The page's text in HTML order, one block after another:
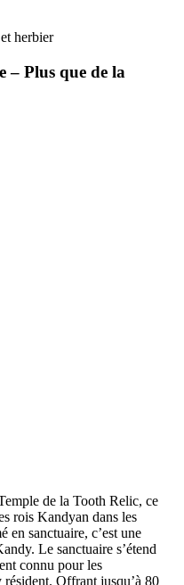
herbier
– Plus que de la
de la Tooth Relic, ce
rois Kandyan dans les
en sanctuaire, c’est une
Le sanctuaire s’étend
connu pour les
résident. Offrant jusqu’à 80